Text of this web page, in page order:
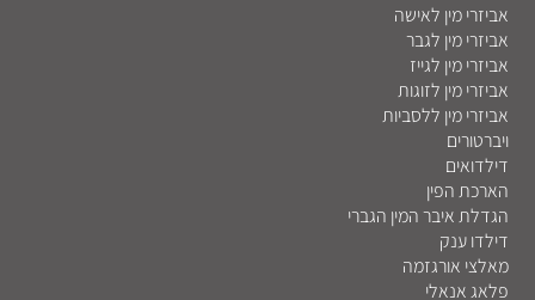
אביזרי מין לאישה
אביזרי מין לגבר
אביזרי מין לגייז
אביזרי מין לזוגות
אביזרי מין ללסביות
ויברטורים
דילדואים
הארכת הפין
הגדלת איבר המין הגברי
דילדו ענק
מאלצי אורגזמה
פלאג אנאלי